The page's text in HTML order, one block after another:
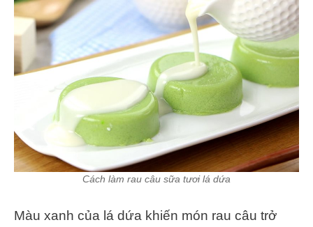
Cách làm rau câu sữa tươi lá dứa
Màu xanh của lá dứa khiến món rau câu trở